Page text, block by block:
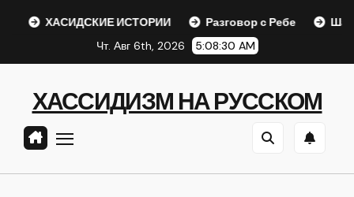
ХАСИДСКИЕ ИСТОРИИ Разговор с Ребе
Шаар
Чт. Авг 6th, 2026
5:08:31 AM
ХАССИДИЗМ НА РУССКОМ